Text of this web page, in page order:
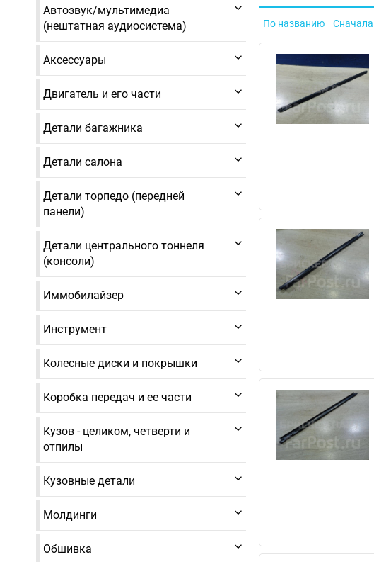
Автозвук/мультимедиа
(нештатная аудиосистема)
Аксессуары
Двигатель и его части
Детали багажника
Детали салона
Детали торпедо (передней
панели)
Детали центрального тоннеля
(консоли)
Иммобилайзер
Инструмент
Колесные диски и покрышки
Коробка передач и ее части
Кузов - целиком, четверти и
отпилы
Кузовные детали
Молдинги
Обшивка
По названию